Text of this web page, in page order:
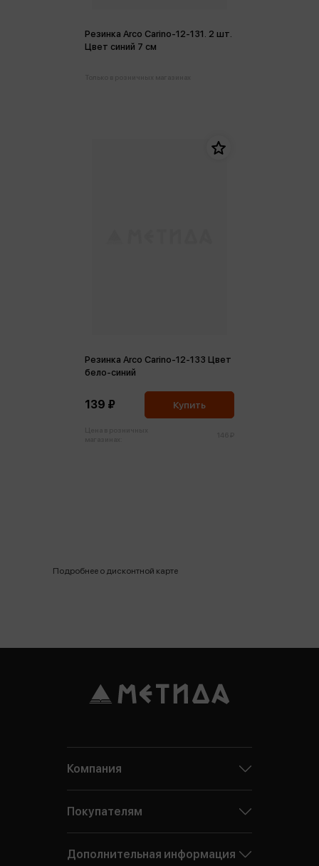
Резинка Arco Carino-12-131. 2 шт.
Цвет синий 7 см
Резинка Arco Carino-12-133 Цвет
бело-синий
139 ₽ Купить
Подробнее о дисконтной карте
Компания
Покупателям
Дополнительная информация